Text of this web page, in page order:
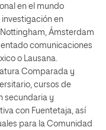
en el mundo
investigación en
Ámsterdam
comunicaciones
o Lausana.
Comparada y
cursos de
secundaria y
con Fuentetaja, así
para la Comunidad